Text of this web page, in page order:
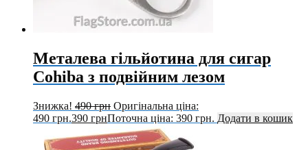
Металева гільйотина для сигар
Cohiba з подвійним лезом
Знижка! 490грн Оригінальна ціна:
490 грн.390 грнПоточна ціна: 390 грн. Додати в кошик